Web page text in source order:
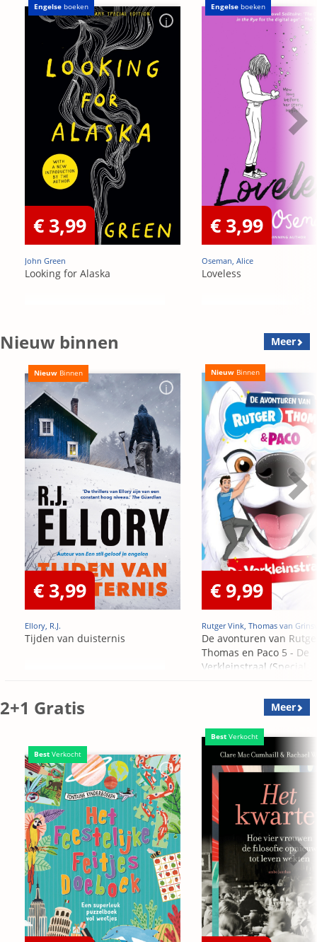
Engelse boeken
€ 3,99
John Green
Looking for Alaska
Engelse boeken
€ 3,99
Oseman, Alice
Loveless
Nieuw binnen Meer
Nieuw Binnen
€ 3,99
Ellory, R.J.
Tijden van duisternis
Nieuw Binnen
€ 9,99
Rutger Vink, Thomas van
De avonturen van
Thomas en Paco 5 - De
Verkleinstraal (Special
2+1 Gratis Meer
Best Verkocht
Best Verkocht